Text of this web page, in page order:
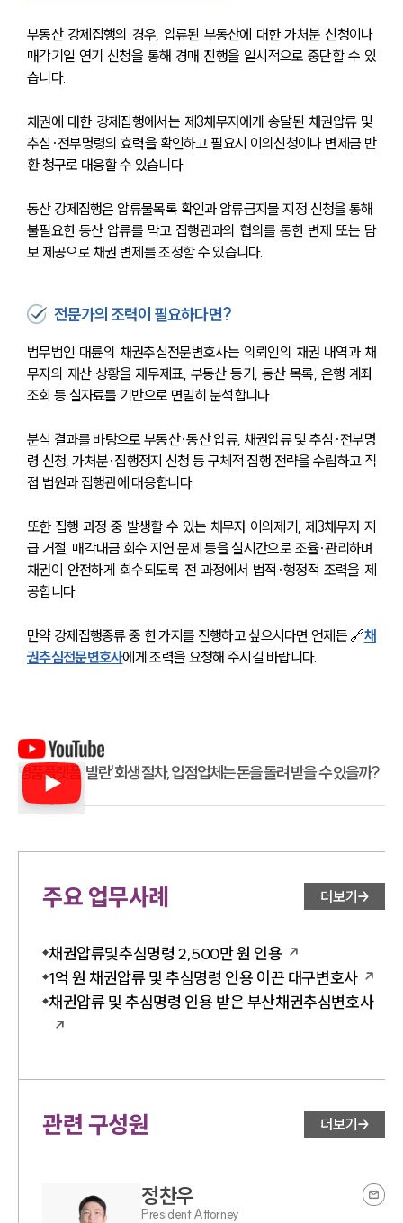
부동산 강제집행의 경우, 압류된 부동산에 대한 가처분 신청이나
매각기일 연기 신청을 통해 경매 진행을 일시적으로 중단할 수 있
습니다.
채권에 대한 강제집행에서는 제3채무자에게 송달된 채권압류 및
추심·전부명령의 효력을 확인하고 필요시 이의신청이나 변제금 반
환 청구로 대응할 수 있습니다.
동산 강제집행은 압류물목록 확인과 압류금지물 지정 신청을 통해
불필요한 동산 압류를 막고 집행관과의 협의를 통한 변제 또는 담
보 제공으로 채권 변제를 조정할 수 있습니다.
전문가의 조력이 필요하다면?
법무법인 대륜의 채권추심전문변호사는 의뢰인의 채권 내역과 채
무자의 재산 상황을 재무제표, 부동산 등기, 동산 목록, 은행 계좌
조회 등 실자료를 기반으로 면밀히 분석합니다.
분석 결과를 바탕으로 부동산·동산 압류, 채권압류 및 추심·전부명
령 신청, 가처분·집행정지 신청 등 구체적 집행 전략을 수립하고 직
접 법원과 집행관에 대응합니다.
또한 집행 과정 중 발생할 수 있는 채무자 이의제기, 제3채무자 지
급 거절, 매각대금 회수 지연 문제 등을 실시간으로 조율·관리하며
채권이 안전하게 회수되도록 전 과정에서 법적·행정적 조력을 제
공합니다.
만약 강제집행종류 중 한 가지를 진행하고 싶으시다면 언제든 🔗채
권추심전문변호사에게 조력을 요청해 주시길 바랍니다.
명품플랫폼 '발란' 회생 절차, 입점업체는 돈을 돌려 받을 수 있을까?
주요 업무사례 더보기
채권압류및추심명령 2,500만 원 인용
1억 원 채권압류 및 추심명령 인용 이끈 대구변호사
채권압류 및 추심명령 인용 받은 부산채권추심변호사
관련 구성원 더보기
정찬우
President Attorney